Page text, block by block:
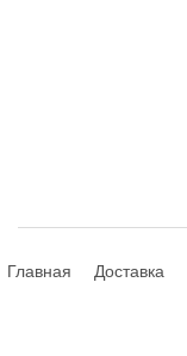
Главная Доставка